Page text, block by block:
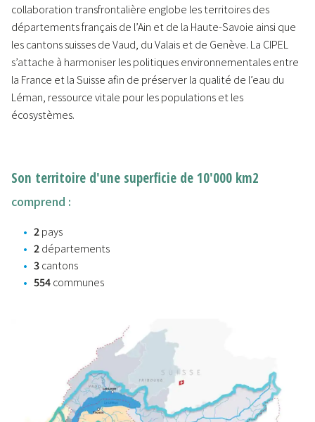
collaboration transfrontalière englobe les territoires des
départements français de l’Ain et de la Haute-Savoie ainsi que
les cantons suisses de Vaud, du Valais et de Genève. La CIPEL
s’attache à harmoniser les politiques environnementales entre
la France et la Suisse afin de préserver la qualité de l’eau du
Léman, ressource vitale pour les populations et les
écosystèmes.
Son territoire d'une superficie de 10'000 km2
comprend :
2pays
2départements
3cantons
554communes